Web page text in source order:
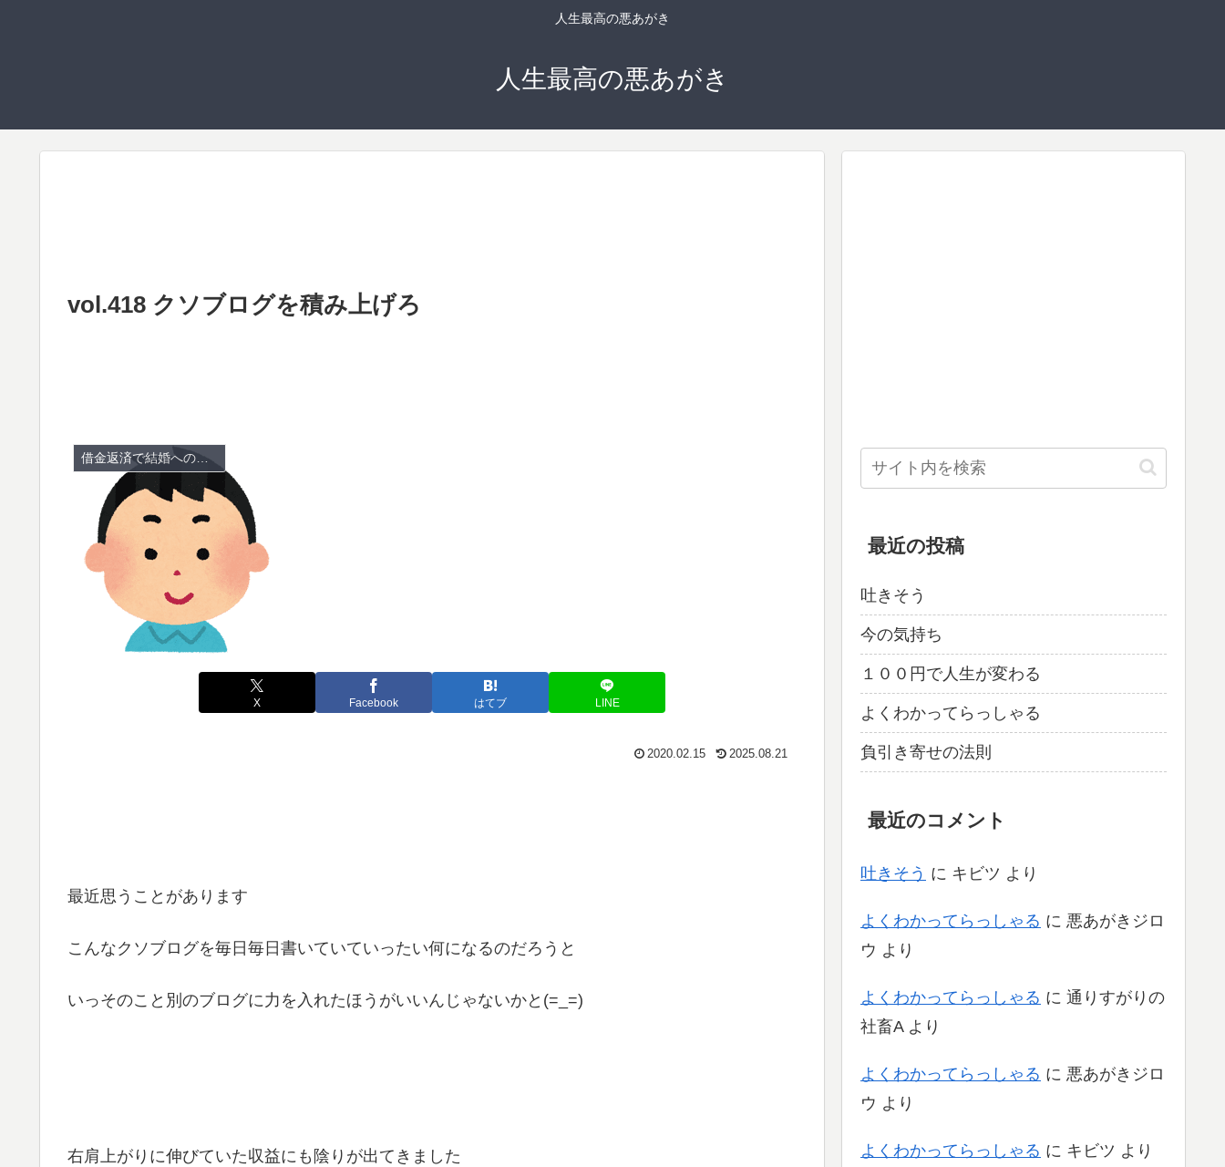
人生最高の悪あがき
人生最高の悪あがき
vol.418 クソブログを積み上げろ
借金返済で結婚への道のり
X Facebook はてブ LINE
2020.02.15 2025.08.21
最近思うことがあります
こんなクソブログを毎日毎日書いていていったい何になるのだろうと
いっそのこと別のブログに力を入れたほうがいいんじゃないかと(=_=)
右肩上がりに伸びていた収益にも陰りが出てきました
最近の投稿
吐きそう
今の気持ち
１００円で人生が変わる
よくわかってらっしゃる
負引き寄せの法則
最近のコメント
吐きそう に キビツ より
よくわかってらっしゃる に 悪あがきジロ
ウ より
よくわかってらっしゃる に 通りすがりの
社畜Aより
よくわかってらっしゃる に 悪あがきジロ
ウ より
よくわかってらっしゃる に キビツ より